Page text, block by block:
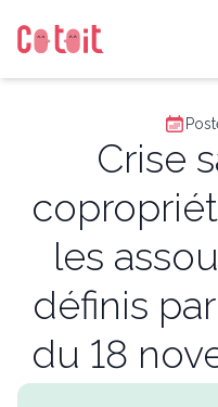
Crise
les
définis
du 18